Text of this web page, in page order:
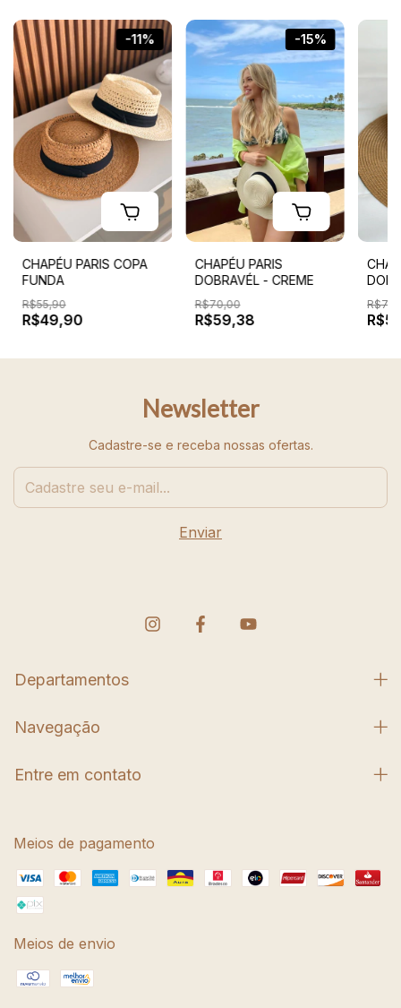
-11%
CHAPÉU PARIS COPA
FUNDA
R$55,90
R$49,90
-15%
CHAPÉU PARIS
DOBRAVÉL - CREME
R$70,00
R$59,38
Newsletter
Cadastre-se e receba nossas ofertas.
Departamentos
Navegação
Entre em contato
Meios de pagamento
Meios de envio